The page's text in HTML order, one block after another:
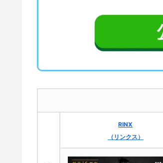
RINX
（リンクス）